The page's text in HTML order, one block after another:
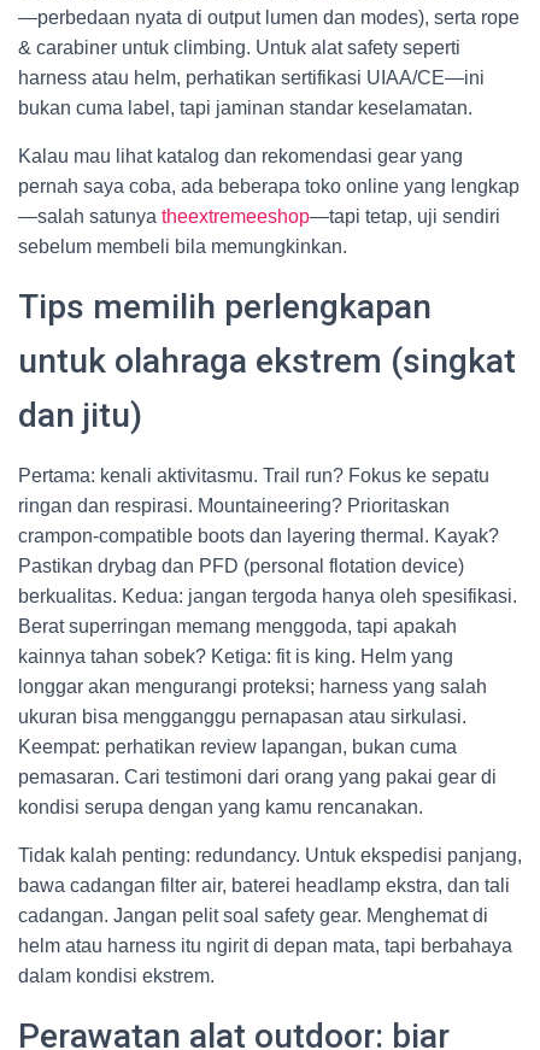
—perbedaan nyata di output lumen dan modes), serta rope
& carabiner untuk climbing. Untuk alat safety seperti
harness atau helm, perhatikan sertifikasi UIAA/CE—ini
bukan cuma label, tapi jaminan standar keselamatan.
Kalau mau lihat katalog dan rekomendasi gear yang
pernah saya coba, ada beberapa toko online yang lengkap
—salah satunya theextremeeshop—tapi tetap, uji sendiri
sebelum membeli bila memungkinkan.
Tips memilih perlengkapan
untuk olahraga ekstrem (singkat
dan jitu)
Pertama: kenali aktivitasmu. Trail run? Fokus ke sepatu
ringan dan respirasi. Mountaineering? Prioritaskan
crampon-compatible boots dan layering thermal. Kayak?
Pastikan drybag dan PFD (personal flotation device)
berkualitas. Kedua: jangan tergoda hanya oleh spesifikasi.
Berat superringan memang menggoda, tapi apakah
kainnya tahan sobek? Ketiga: fit is king. Helm yang
longgar akan mengurangi proteksi; harness yang salah
ukuran bisa mengganggu pernapasan atau sirkulasi.
Keempat: perhatikan review lapangan, bukan cuma
pemasaran. Cari testimoni dari orang yang pakai gear di
kondisi serupa dengan yang kamu rencanakan.
Tidak kalah penting: redundancy. Untuk ekspedisi panjang,
bawa cadangan filter air, baterei headlamp ekstra, dan tali
cadangan. Jangan pelit soal safety gear. Menghemat di
helm atau harness itu ngirit di depan mata, tapi berbahaya
dalam kondisi ekstrem.
Perawatan alat outdoor: biar